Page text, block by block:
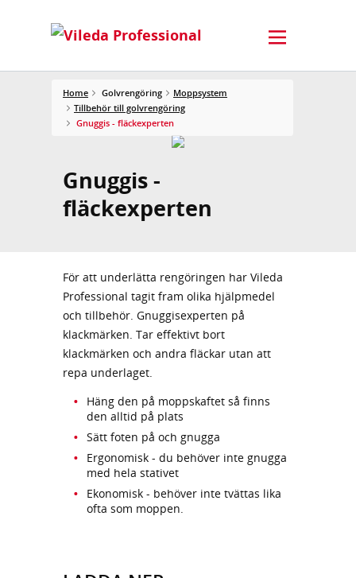
Home Golvrengöring
Moppsystem
Tillbehör till golvrengöring
Gnuggis - fläckexperten
Gnuggis -
fläckexperten
För att underlätta rengöringen har Vileda
Professional tagit fram olika hjälpmedel
och tillbehör. Gnuggisexperten på
klackmärken. Tar effektivt bort
klackmärken och andra fläckar utan att
repa underlaget.
Häng den på moppskaftet så finns
den alltid på plats
Sätt foten på och gnugga
Ergonomisk - du behöver inte gnugga
med hela stativet
Ekonomisk - behöver inte tvättas lika
ofta som moppen.